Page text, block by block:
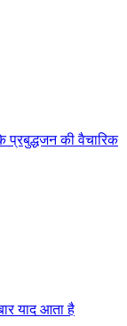
प्रबुद्धजन की वैचारिक
याद आता है